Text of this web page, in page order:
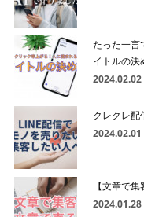
たった一言
イトルの決
クレクレ配
【文章で